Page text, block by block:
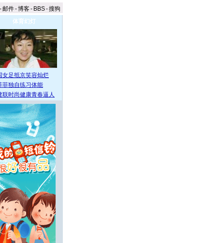
-邮件-博客- BBS-搜狗
体育幻灯
女足抵京笑容灿烂
菲独自练习体能
联时尚健康青春逼人